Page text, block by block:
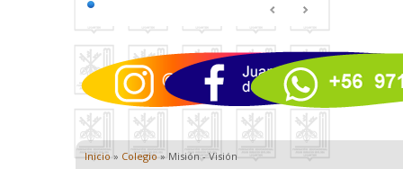
Inicio » Colegio » Misión - Visión